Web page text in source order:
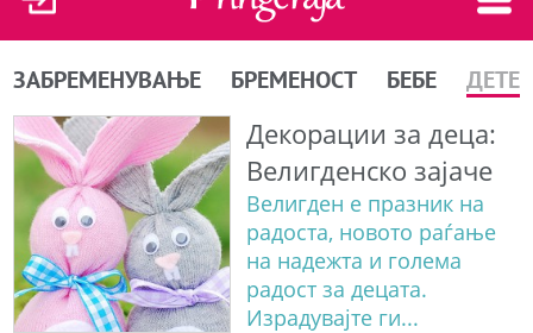
ЗАБРЕМЕНУВАЊЕ БРЕМЕНОСТ БЕБЕ ДЕТЕ
Декорации за деца:
Велигденско зајаче
Велигден е празник на
радоста, новото раѓање
на надежта и голема
радост за децата.
Израдувајте ги...